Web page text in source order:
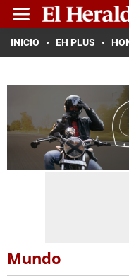
INICIO EH PLUS
Mundo